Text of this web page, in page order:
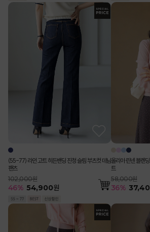
(55-77) 라인 고트 히든밴딩 진청 슬림 부츠컷 데님
팬츠
102,000원
46% 54,900원
올리아 린넨 블렌
트
58,000원
36%